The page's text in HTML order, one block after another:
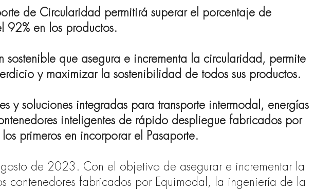
de Circularidad permitirá superar el porcentaje de
92% en los productos.
sostenible que asegura e incrementa la circularidad, permite
y maximizar la sostenibilidad de todos sus productos.
y soluciones integradas para transporte intermodal, energías
inteligentes de rápido despliegue fabricados por
primeros en incorporar el Pasaporte.
de 2023. Con el objetivo de asegurar e incrementar la
contenedores fabricados por Equimodal, la ingeniería de la